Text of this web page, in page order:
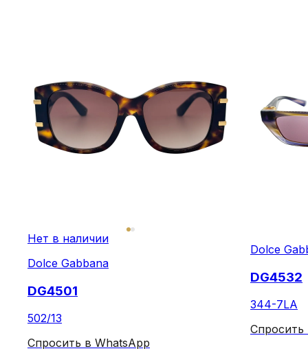
Нет в наличии
Dolce Gabbana
DG4501
502/13
Спросить в WhatsApp
Dolce
DG4532
344-7LA
Спросить